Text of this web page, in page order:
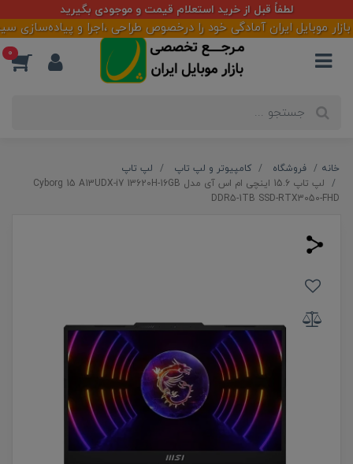
لطفاً قبل از خرید استعلام قیمت و موجودی بگیرید
ایران آمادگی خود را درخصوص طراحی ،اجرا و پیاده‌سازی
0
خانه فروشگاه کامپیوتر و لپ تاپ
لپ تاپ
لپ تاپ 15.6 اینچی ام اس آی مدل Cyborg 15 A13UDX-i7 13620H-16GB
DDR5-1TB SSD-RTX3050-FHD